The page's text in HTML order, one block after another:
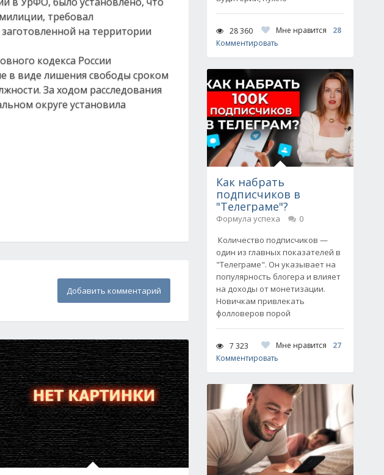
требовал
на территории
кодекса России
в виде лишения свободы сроком
За ходом расследования
округе установила
Добавить комментарий
28 360 Мне нравится
28
Комментировать
Как набрать
подписчиков в
"Телеграме"?
Формула успеха
0
Количество подписчиков —
один из главных показателей в
"Телеграме". Он указывает на
популярность блогера и влияет
на доходы от монетизации.
Новичкам привлекать
фолловеров порой
7 323 Мне нравится
27
Комментировать